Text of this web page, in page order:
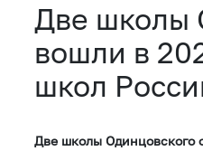
Две школы
вошли в
школ
Две школы Одинцовского